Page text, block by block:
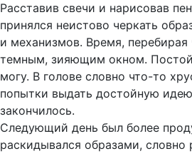
Расставив свечи и нарисовав
принялся неистово черкать
и механизмов. Время,
темным, зияющим окном.
могу. В голове словно что-то
попытки выдать достойную
закончилось.
Следующий день был более
раскидывался образами, словно